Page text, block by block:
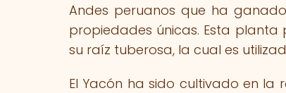
Andes peruanos que ha
propiedades únicas. Esta
su raíz tuberosa, la cual es
El Yacón ha sido cultivado en la